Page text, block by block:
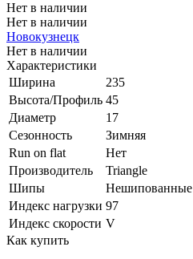
Нет в наличии
Нет в наличии
Новокузнецк
Нет в наличии
Характеристики
Ширина
235
Высота/Профиль 45
Диаметр
17
Сезонность
Зимняя
Run on flat
Нет
Производитель
Triangle
Шипы
Нешипованные
Индекс нагрузки 97
Индекс скорости V
Как купить